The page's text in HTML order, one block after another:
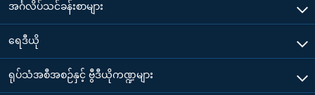
အင်္ဂလိပ်သင်ခန်းစာများ
ရေဒီယို
ရုပ်သံအစီအစဉ်နှင့် ဗွီဒီယိုကဏ္ဍများ